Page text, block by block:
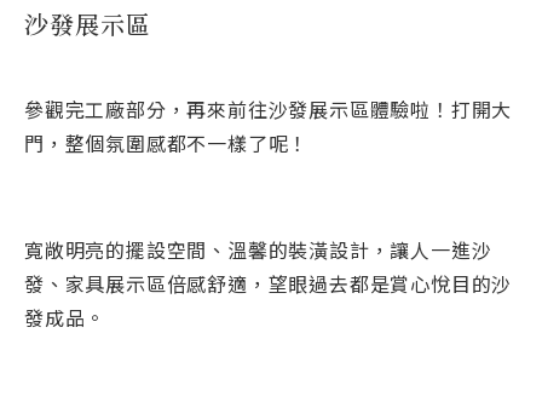
沙發展示區
參觀完工廠部分，再來前往沙發展示區體驗啦！打開大
門，整個氛圍感都不一樣了呢！
寬敞明亮的擺設空間、溫馨的裝潢設計，讓人一進沙
發、家具展示區倍感舒適，望眼過去都是賞心悅目的沙
發成品。